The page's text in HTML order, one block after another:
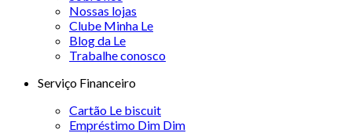
Nossas lojas
Clube Minha Le
Blog da Le
Trabalhe conosco
Serviço Financeiro
Cartão Le biscuit
Empréstimo Dim Dim